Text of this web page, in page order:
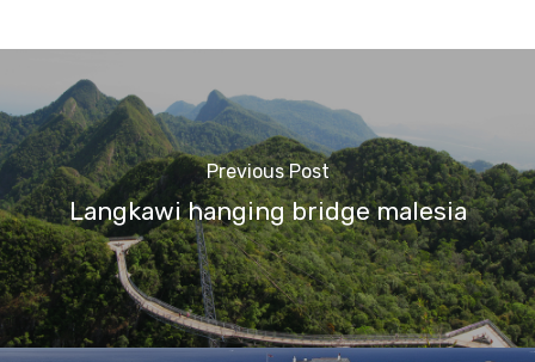
Previous Post
Langkawi hanging bridge malesia